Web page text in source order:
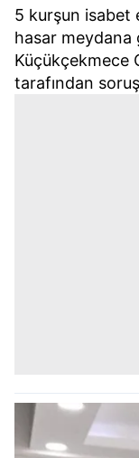
5 kurşun isabet
hasar meydana
Küçükçekmece
tarafından